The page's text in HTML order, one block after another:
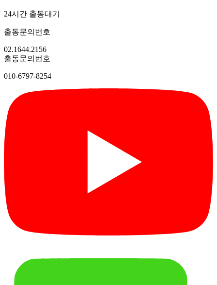
24시간 출동대기
출동문의번호
02.1644.2156
출동문의번호
010-6797-8254